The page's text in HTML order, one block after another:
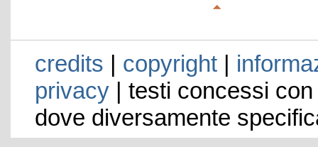
credits | copyright|
privacy| testi concessi
dove diversamente